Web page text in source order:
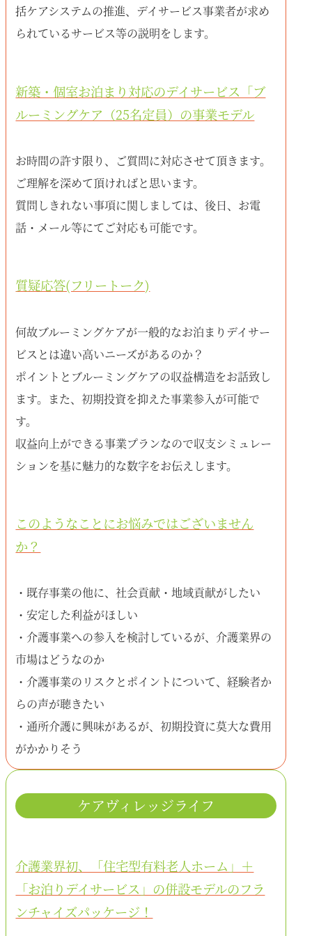
括ケアシステムの推進、デイサービス事業者が求め
られているサービス等の説明をします。
新築・個室お泊まり対応のデイサービス「ブ
ルーミングケア（25名定員）の事業モデル
お時間の許す限り、ご質問に対応させて頂きます。
ご理解を深めて頂ければと思います。
質問しきれない事項に関しましては、後日、お電
話・メール等にてご対応も可能です。
質疑応答(フリートーク)
何故ブルーミングケアが一般的なお泊まりデイサー
ビスとは違い高いニーズがあるのか？
ポイントとブルーミングケアの収益構造をお話致し
ます。また、初期投資を抑えた事業参入が可能で
す。
収益向上ができる事業プランなので収支シミュレー
ションを基に魅力的な数字をお伝えします。
このようなことにお悩みではございません
か？
・既存事業の他に、社会貢献・地域貢献がしたい
・安定した利益がほしい
・介護事業への参入を検討しているが、介護業界の
市場はどうなのか
・介護事業のリスクとポイントについて、経験者か
らの声が聴きたい
・通所介護に興味があるが、初期投資に莫大な費用
がかかりそう
ケアヴィレッジライフ
介護業界初、「住宅型有料老人ホーム」＋
「お泊りデイサービス」の併設モデルのフラ
ンチャイズパッケージ！